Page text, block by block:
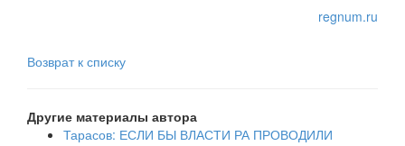
regnum.ru
Возврат к списку
Другие материалы автора
Тарасов: ЕСЛИ БЫ ВЛАСТИ РА ПРОВОДИЛИ